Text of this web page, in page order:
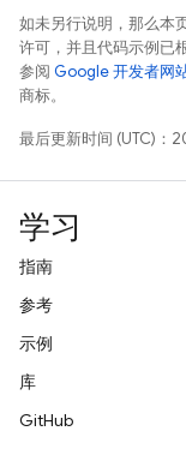
如未另行说明，那么本
许可，并且代码示例已
参阅 Google 开发者网
商标。
最后更新时间 (UTC)：
学习
指南
参考
示例
库
GitHub